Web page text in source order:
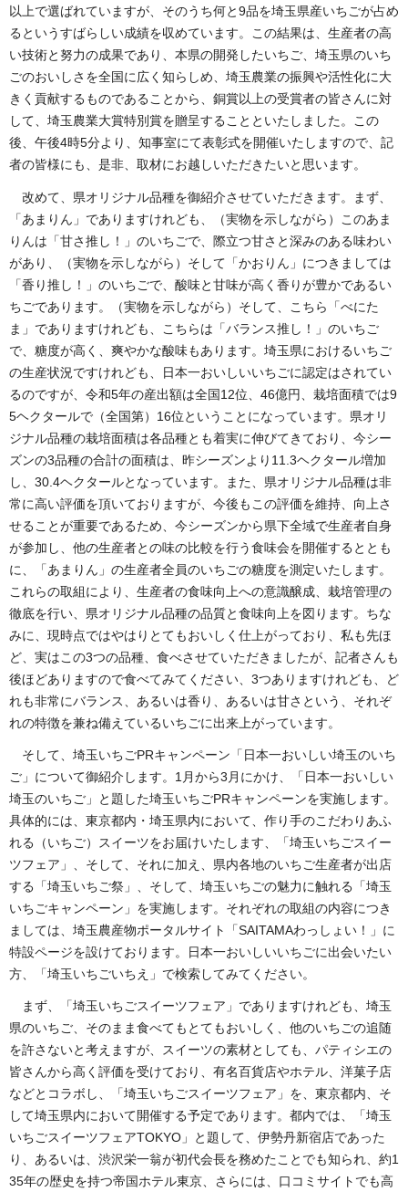
以上で選ばれていますが、そのうち何と9品を埼玉県産いちごが占め
るというすばらしい成績を収めています。この結果は、生産者の高
い技術と努力の成果であり、本県の開発したいちご、埼玉県のいち
ごのおいしさを全国に広く知らしめ、埼玉農業の振興や活性化に大
きく貢献するものであることから、銅賞以上の受賞者の皆さんに対
して、埼玉農業大賞特別賞を贈呈することといたしました。この
後、午後4時5分より、知事室にて表彰式を開催いたしますので、記
者の皆様にも、是非、取材にお越しいただきたいと思います。
改めて、県オリジナル品種を御紹介させていただきます。まず、
「あまりん」でありますけれども、（実物を示しながら）このあま
りんは「甘さ推し！」のいちごで、際立つ甘さと深みのある味わい
があり、（実物を示しながら）そして「かおりん」につきましては
「香り推し！」のいちごで、酸味と甘味が高く香りが豊かであるい
ちごであります。（実物を示しながら）そして、こちら「べにた
ま」でありますけれども、こちらは「バランス推し！」のいちご
で、糖度が高く、爽やかな酸味もあります。埼玉県におけるいちご
の生産状況ですけれども、日本一おいしいいちごに認定はされてい
るのですが、令和5年の産出額は全国12位、46億円、栽培面積では9
5ヘクタールで（全国第）16位ということになっています。県オリ
ジナル品種の栽培面積は各品種とも着実に伸びてきており、今シー
ズンの3品種の合計の面積は、昨シーズンより11.3ヘクタール増加
し、30.4ヘクタールとなっています。また、県オリジナル品種は非
常に高い評価を頂いておりますが、今後もこの評価を維持、向上さ
せることが重要であるため、今シーズンから県下全域で生産者自身
が参加し、他の生産者との味の比較を行う食味会を開催するととも
に、「あまりん」の生産者全員のいちごの糖度を測定いたします。
これらの取組により、生産者の食味向上への意識醸成、栽培管理の
徹底を行い、県オリジナル品種の品質と食味向上を図ります。ちな
みに、現時点ではやはりとてもおいしく仕上がっており、私も先ほ
ど、実はこの3つの品種、食べさせていただきましたが、記者さんも
後ほどありますので食べてみてください、3つありますけれども、ど
れも非常にバランス、あるいは香り、あるいは甘さという、それぞ
れの特徴を兼ね備えているいちごに出来上がっています。
そして、埼玉いちごPRキャンペーン「日本一おいしい埼玉のいち
ご」について御紹介します。1月から3月にかけ、「日本一おいしい
埼玉のいちご」と題した埼玉いちごPRキャンペーンを実施します。
具体的には、東京都内・埼玉県内において、作り手のこだわりあふ
れる（いちご）スイーツをお届けいたします、「埼玉いちごスイー
ツフェア」、そして、それに加え、県内各地のいちご生産者が出店
する「埼玉いちご祭」、そして、埼玉いちごの魅力に触れる「埼玉
いちごキャンペーン」を実施します。それぞれの取組の内容につき
ましては、埼玉農産物ポータルサイト「SAITAMAわっしょい！」に
特設ページを設けております。日本一おいしいいちごに出会いたい
方、「埼玉いちごいちえ」で検索してみてください。
まず、「埼玉いちごスイーツフェア」でありますけれども、埼玉
県のいちご、そのまま食べてもとてもおいしく、他のいちごの追随
を許さないと考えますが、スイーツの素材としても、パティシエの
皆さんから高く評価を受けており、有名百貨店やホテル、洋菓子店
などとコラボし、「埼玉いちごスイーツフェア」を、東京都内、そ
して埼玉県内において開催する予定であります。都内では、「埼玉
いちごスイーツフェアTOKYO」と題して、伊勢丹新宿店であった
り、あるいは、渋沢栄一翁が初代会長を務めたことでも知られ、約1
35年の歴史を持つ帝国ホテル東京、さらには、口コミサイトでも高